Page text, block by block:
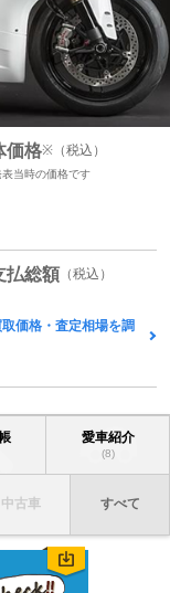
価格※ （税込）
当時の価格です
払総額 （税込）
価格・査定相場を調
愛車紹介
(8)
中古車 すべて